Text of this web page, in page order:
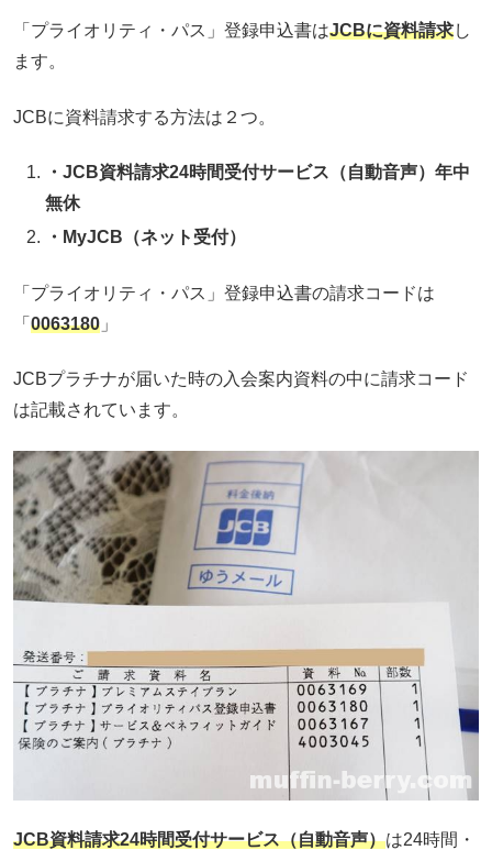
「プライオリティ・パス」登録申込書はJCBに資料請求し
ます。
JCBに資料請求する方法は２つ。
・JCB資料請求24時間受付サービス（自動音声）年中
無休
・MyJCB（ネット受付）
「プライオリティ・パス」登録申込書の請求コードは
「 0063180 」
JCBプラチナが届いた時の入会案内資料の中に請求コード
は記載されています。
JCB資料請求24時間受付サービス（自動音声）は24時間・